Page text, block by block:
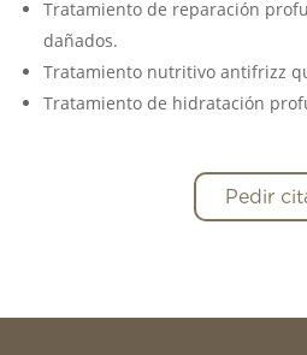
Tratamiento de reparación
dañados.
Tratamiento nutritivo antifrizz
Tratamiento de hidratación
Pedir